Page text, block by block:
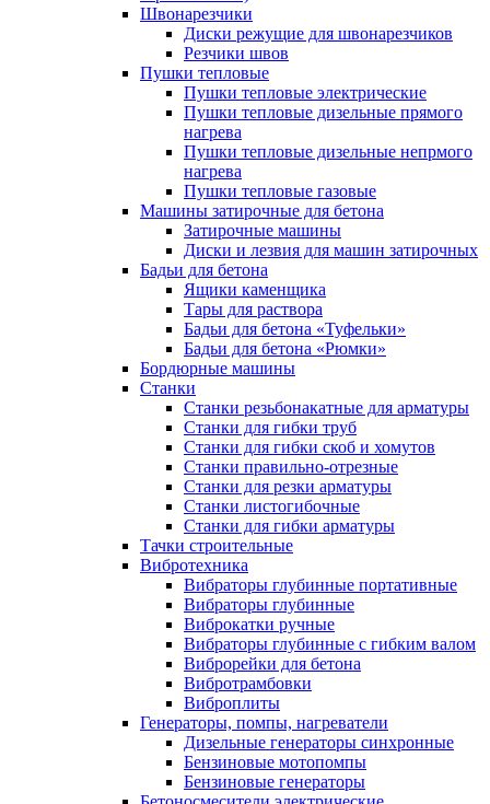
Швонарезчики
Диски режущие для швонарезчиков
Резчики швов
Пушки тепловые
Пушки тепловые электрические
Пушки тепловые дизельные прямого
нагрева
Пушки тепловые дизельные непрмого
нагрева
Пушки тепловые газовые
Машины затирочные для бетона
Затирочные машины
Диски и лезвия для машин затирочных
Бадьи для бетона
Ящики каменщика
Тары для раствора
Бадьи для бетона «Туфельки»
Бадьи для бетона «Рюмки»
Бордюрные машины
Станки
Станки резьбонакатные для арматуры
Станки для гибки труб
Станки для гибки скоб и хомутов
Станки правильно-отрезные
Станки для резки арматуры
Станки листогибочные
Станки для гибки арматуры
Тачки строительные
Вибротехника
Вибраторы глубинные портативные
Вибраторы глубинные
Виброкатки ручные
Вибраторы глубинные с гибким валом
Виброрейки для бетона
Вибротрамбовки
Виброплиты
Генераторы, помпы, нагреватели
Дизельные генераторы синхронные
Бензиновые мотопомпы
Бензиновые генераторы